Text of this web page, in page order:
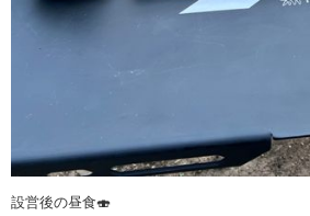
設営後の昼食🍣